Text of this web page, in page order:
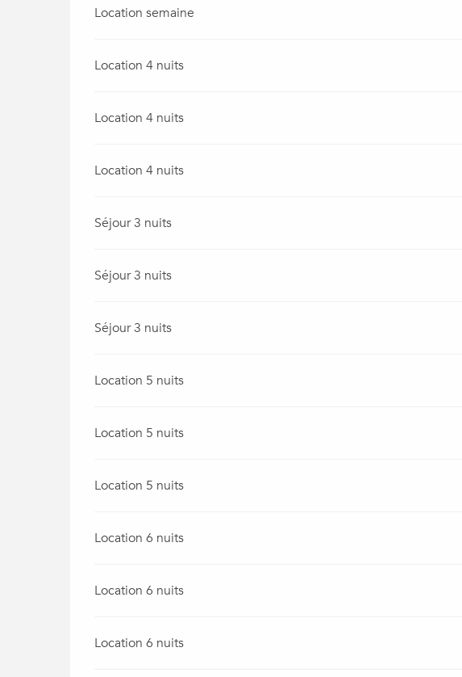
Location semaine
Location 4 nuits
Location 4 nuits
Location 4 nuits
Séjour 3 nuits
Séjour 3 nuits
Séjour 3 nuits
Location 5 nuits
Location 5 nuits
Location 5 nuits
Location 6 nuits
Location 6 nuits
Location 6 nuits